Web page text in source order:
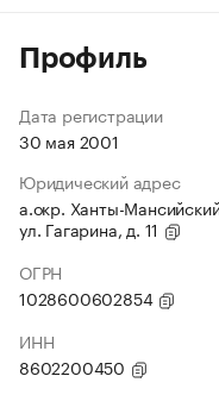
Профиль
Дата регистрации
30 мая 2001
Юридический адрес
а.окр. Ханты-
ул. Гагарина, д. 11
ОГРН
1028600602854
ИНН
8602200450